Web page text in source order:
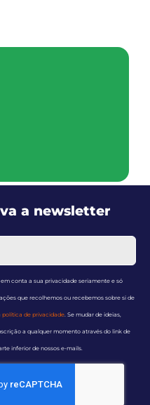
a newsletter
conta a sua privacidade seriamente e só
que recolhemos ou recebemos sobre si de
política de privacidade. Se mudar de ideias,
a qualquer momento através do link de
inferior de nossos e-mails.